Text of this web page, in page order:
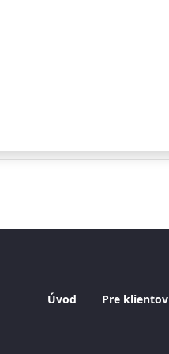
Úvod Pre klientov